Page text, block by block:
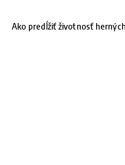
Ako predĺžiť životnosť